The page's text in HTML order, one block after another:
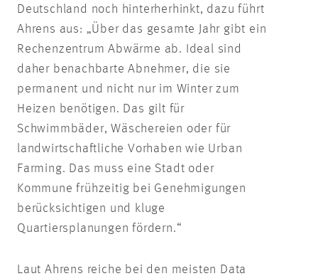
Deutschland noch hinterherhinkt, dazu führt
Ahrens aus: „Über das gesamte Jahr gibt ein
Rechenzentrum Abwärme ab. Ideal sind
daher benachbarte Abnehmer, die sie
permanent und nicht nur im Winter zum
Heizen benötigen. Das gilt für
Schwimmbäder, Wäschereien oder für
landwirtschaftliche Vorhaben wie Urban
Farming. Das muss eine Stadt oder
Kommune frühzeitig bei Genehmigungen
berücksichtigen und kluge
Quartiersplanungen fördern.“
Laut Ahrens reiche bei den meisten Data